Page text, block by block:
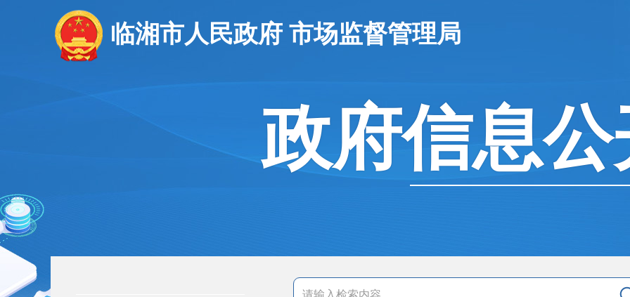
临湘市人民政府 市场监督管理局
政府信息公